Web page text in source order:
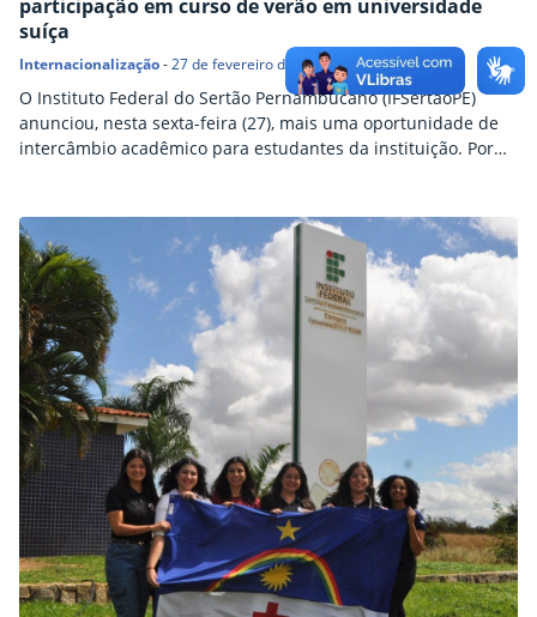
participação em curso de verão em universidade
suíça
Internacionalização-27 de fevereiro de 2026
O Instituto Federal do Sertão Pernambucano (IFSertãoPE)
anunciou, nesta sexta-feira (27), mais uma oportunidade de
intercâmbio acadêmico para estudantes da instituição. Por
Viticultura e Enologia e dois do Bacharelado em Agronomia,
do campus Petrolina Zona Rural – para participação no…